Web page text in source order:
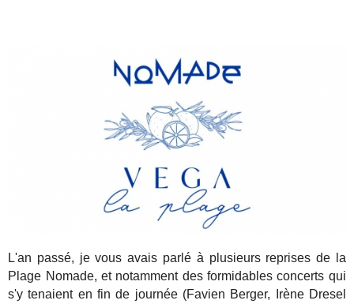
L'an passé, je vous avais parlé à plusieurs reprises de la
Plage Nomade, et notamment des formidables concerts qui
s'y tenaient en fin de journée (Favien Berger, Irène Dresel